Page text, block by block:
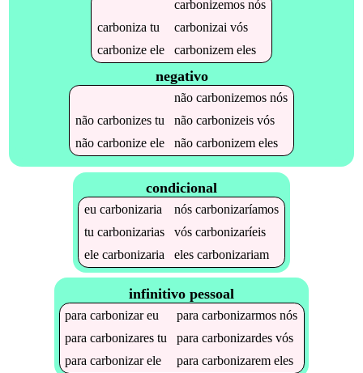
carbonizemosnós
carboniza tu carbonizai vós
carbonizeele carbonizemeles
negativo
não carbonizemosnós
não carbonizestu não carbonizeisvós
não carbonizeele não carbonizemeles
condicional
eu carbonizaria nós carbonizaríamos
tu carbonizarias vós carbonizaríeis
ele carbonizaria eles carbonizariam
infinitivo pessoal
paracarbonizareu paracarbonizarmos nós
paracarbonizares tu paracarbonizardes vós
paracarbonizarele paracarbonizarem eles